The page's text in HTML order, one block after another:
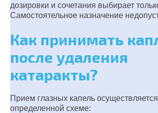
дозировки и сочетания выбирает
Самостоятельное назначение
Как принимать
после удаления
катаракты?
Прием глазных капель
определенной схеме: